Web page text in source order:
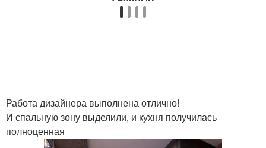
Работа дизайнера выполнена отлично!
И спальную зону выделили, и кухня получилась
полноценная